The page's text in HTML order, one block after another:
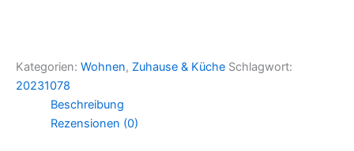
Kategorien: Wohnen, Zuhause & Küche Schlagwort:
20231078
Beschreibung
Rezensionen (0)